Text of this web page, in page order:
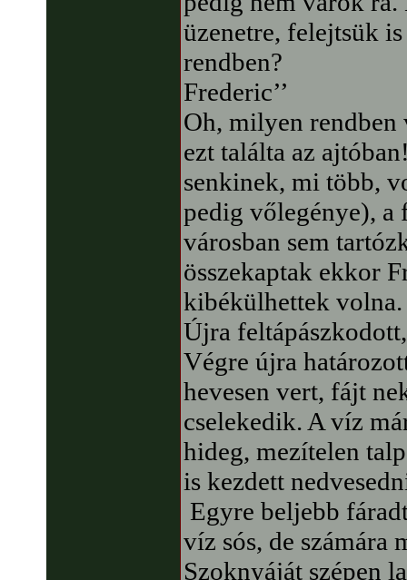
üzenetre, felejtsük
rendben?
Frederic’’
Oh, milyen
ezt találta az
senkinek, mi több,
pedig vőlegénye), a
városban sem
összekaptak ekkor
kibékülhettek
Újra
Végre újra
hevesen vert, fájt
cselekedik. A víz
hideg, mezítelen
is kezdett
Egyre beljebb
víz sós, de számára
Szoknyáját szépen